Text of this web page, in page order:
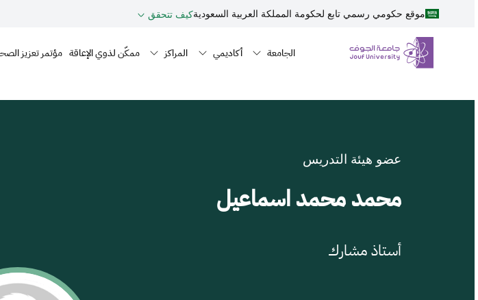
الجوف-جامعة الجوفإلى المحتوى الرئيسي
موقع حكومي رسمي تابع لحكومة المملكة العربية السعوديةكيف تتحقق
Primary
Main navigation
الجامعة أكاديمي المراكز ممكّن لذوي الإعاقة مؤتمر تعزيز
عضو هيئة التدريس
محمد محمد اسماعيل
أستاذ مشارك